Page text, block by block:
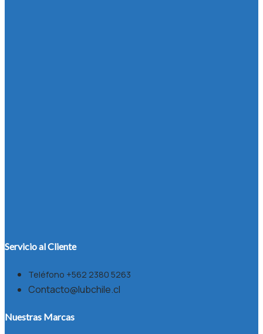
Servicio al Cliente
Teléfono +562 2380 5263
Contacto@lubchile.cl
Nuestras Marcas